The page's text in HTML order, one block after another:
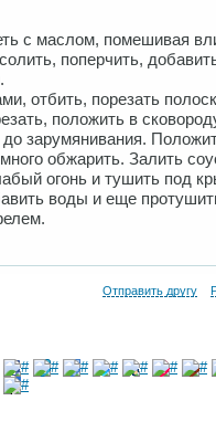
с маслом, помешивая
поперчить,
отбить, порезать
положить в
зарумянивания.
обжарить. Залить
огонь и тушить под
воды и еще
Отправить другу